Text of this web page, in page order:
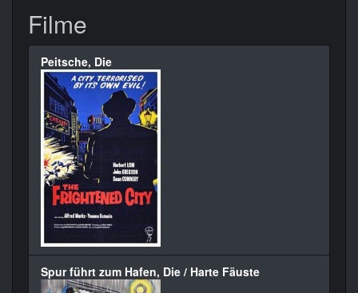
Filme
Peitsche, Die
Spur führt zum Hafen, Die / Harte Fäuste